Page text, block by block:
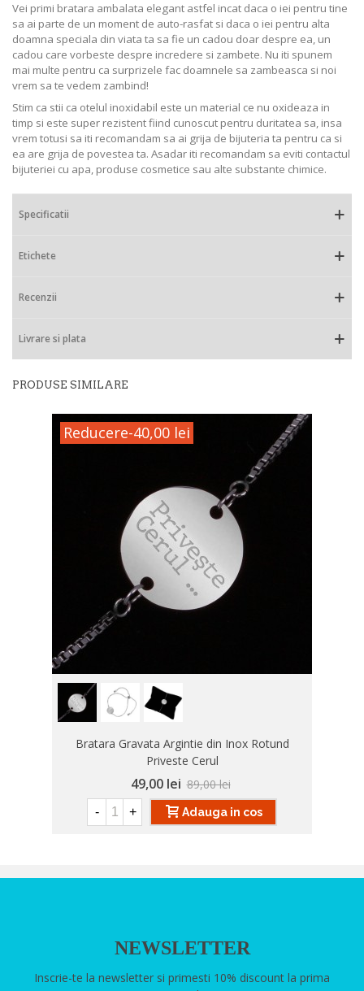
Vei primi bratara ambalata elegant astfel incat daca o iei pentru tine
sa ai parte de un moment de auto-rasfat si daca o iei pentru alta
doamna speciala din viata ta sa fie un cadou doar despre ea, un
cadou care vorbeste despre incredere si zambete. Nu iti spunem
mai multe pentru ca surprizele fac doamnele sa zambeasca si noi
vrem sa te vedem zambind!
Stim ca stii ca otelul inoxidabil este un material ce nu oxideaza in
timp si este super rezistent fiind cunoscut pentru duritatea sa, insa
vrem totusi sa iti recomandam sa ai grija de bijuteria ta pentru ca si
ea are grija de povestea ta. Asadar iti recomandam sa eviti contactul
bijuteriei cu apa, produse cosmetice sau alte substante chimice.
Specificatii
Etichete
Recenzii
Livrare si plata
PRODUSE SIMILARE
Reducere-40,00 lei
Bratara Gravata Argintie din Inox Rotund
Priveste Cerul
49,00 lei 89,00 lei
- + Adauga in cos
NEWSLETTER
Inscrie-te la newsletter si primesti 10% discount la prima